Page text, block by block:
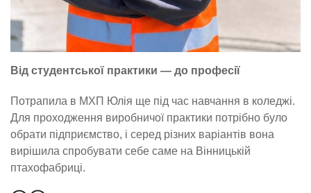
Від студентської практики — до професії
Потрапила в МХП Юлія ще під час навчання в коледжі.
Для проходження виробничої практики потрібно було
обрати підприємство, і серед різних варіантів вона
вирішила спробувати себе саме на Вінницькій
птахофабриці.